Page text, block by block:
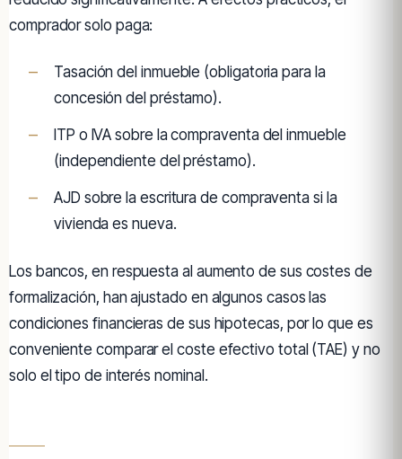
comprador solo paga:
Tasación del inmueble (obligatoria para la
concesión del préstamo).
ITP o IVA sobre la compraventa del inmueble
(independiente del préstamo).
AJD sobre la escritura de compraventa si la
vivienda es nueva.
Los bancos, en respuesta al aumento de sus costes de
formalización, han ajustado en algunos casos las
condiciones financieras de sus hipotecas, por lo que es
conveniente comparar el coste efectivo total (TAE) y no
solo el tipo de interés nominal.